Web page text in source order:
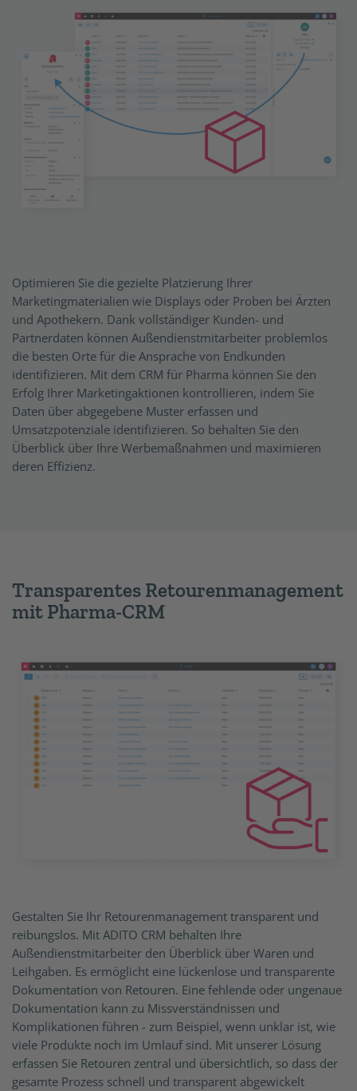
Optimieren Sie die gezielte Platzierung Ihrer
Marketingmaterialien wie Displays oder Proben bei Ärzten
und Apothekern. Dank vollständiger Kunden- und
Partnerdaten können Außendienstmitarbeiter problemlos
die besten Orte für die Ansprache von Endkunden
identifizieren. Mit dem CRM für Pharma können Sie den
Erfolg Ihrer Marketingaktionen kontrollieren, indem Sie
Daten über abgegebene Muster erfassen und
Umsatzpotenziale identifizieren. So behalten Sie den
Überblick über Ihre Werbemaßnahmen und maximieren
deren Effizienz.
Transparentes Retourenmanagement
mit Pharma-CRM
Gestalten Sie Ihr Retourenmanagement transparent und
reibungslos. Mit ADITO CRM behalten Ihre
Außendienstmitarbeiter den Überblick über Waren und
Leihgaben. Es ermöglicht eine lückenlose und transparente
Dokumentation von Retouren. Eine fehlende oder ungenaue
Dokumentation kann zu Missverständnissen und
Komplikationen führen - zum Beispiel, wenn unklar ist, wie
viele Produkte noch im Umlauf sind. Mit unserer Lösung
erfassen Sie Retouren zentral und übersichtlich, so dass der
gesamte Prozess schnell und transparent abgewickelt